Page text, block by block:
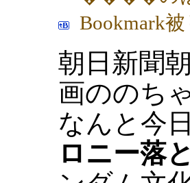
朝日新聞
画ののち
なんと今
ロニー落